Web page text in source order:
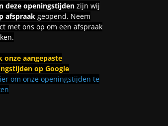
deze openingstijdenzijn wij
afspraakgeopend. Neem
met ons op om een afspraak
onze aangepaste
op Google
om onze openingstijden te